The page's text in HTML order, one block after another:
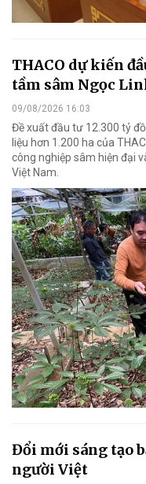
THACO dự kiến
tầm sâm Ngọc
09/08/2026 16:03
Đề xuất đầu tư 12.300 tỷ
liệu hơn 1.200 ha của
công nghiệp sâm hiện đại
Việt Nam.
Đổi mới sáng tạo
người Việt